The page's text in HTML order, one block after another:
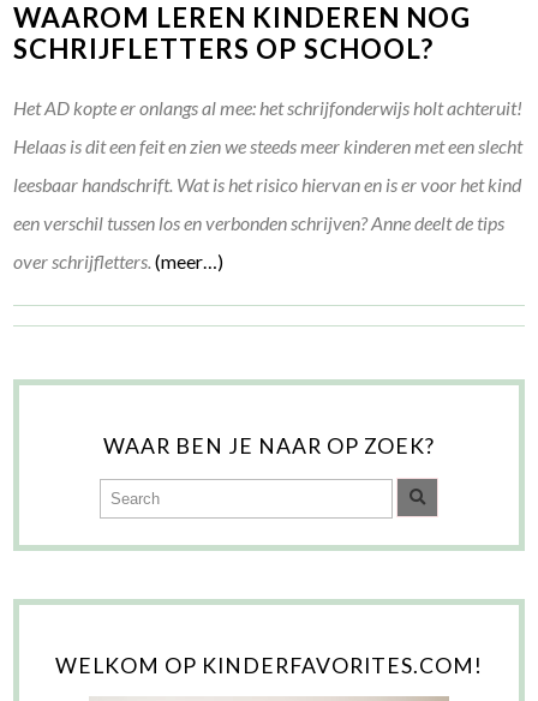
WAAROM LEREN KINDEREN NOG
SCHRIJFLETTERS OP SCHOOL?
Het AD kopte er onlangs al mee: het schrijfonderwijs holt achteruit!
Helaas is dit een feit en zien we steeds meer kinderen met een slecht
leesbaar handschrift. Wat is het risico hiervan en is er voor het kind
een verschil tussen los en verbonden schrijven? Anne deelt de tips
over schrijfletters. (meer…)
WAAR BEN JE NAAR OP ZOEK?
WELKOM OP KINDERFAVORITES.COM!